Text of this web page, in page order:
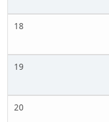
18
19
20